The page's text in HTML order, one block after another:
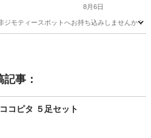
8月6日
ティースポットへお持ち込みしませんか？
事：
コピタ ５足セット